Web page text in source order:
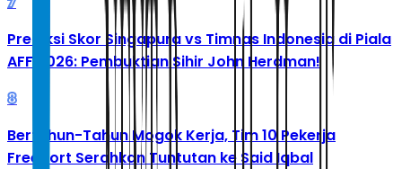
Prediksi Skor Singapura vs Timnas Indonesia di Piala
AFF 2026: Pembuktian Sihir John Herdman!
8
Bertahun-Tahun Mogok Kerja, Tim 10 Pekerja
Freeport Serahkan Tuntutan ke Said Iqbal